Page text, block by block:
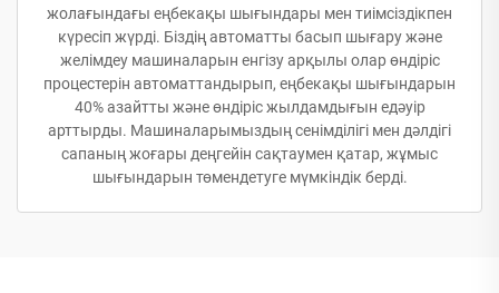
жолағындағы еңбекақы шығындары мен тиімсіздікпен
күресіп жүрді. Біздің автоматты басып шығару және
желімдеу машиналарын енгізу арқылы олар өндіріс
процестерін автоматтандырып, еңбекақы шығындарын
40% азайтты және өндіріс жылдамдығын едәуір
арттырды. Машиналарымыздың сенімділігі мен дәлдігі
сапаның жоғары деңгейін сақтаумен қатар, жұмыс
шығындарын төмендетуге мүмкіндік берді.